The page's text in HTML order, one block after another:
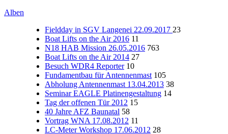
Alben
Fieldday in SGV Langenei 22.09.2017 23
Boat Lifts on the Air 2016 11
N18 HAB Mission 26.05.2016 763
Boat Lifts on the Air 2014 27
Besuch WDR4 Reporter 10
Fundamentbau für Antennenmast 105
Abholung Antennenmast 13.04.2013 38
Seminar EAGLE Platinengestaltung 14
Tag der offenen Tür 2012 15
40 Jahre AFZ Baunatal 58
Vortrag WNA 17.08.2012 11
LC-Meter Workshop 17.06.2012 28